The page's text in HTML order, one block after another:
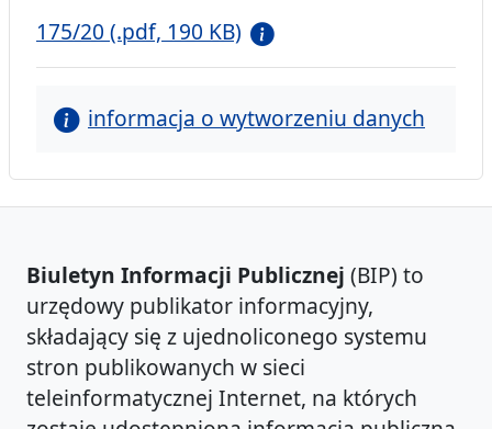
175/20 (.pdf, 190 KB)
informacja o wytworzeniu danych
Biuletyn Informacji Publicznej (BIP) to
urzędowy publikator informacyjny,
składający się z ujednoliconego systemu
stron publikowanych w sieci
teleinformatycznej Internet, na których